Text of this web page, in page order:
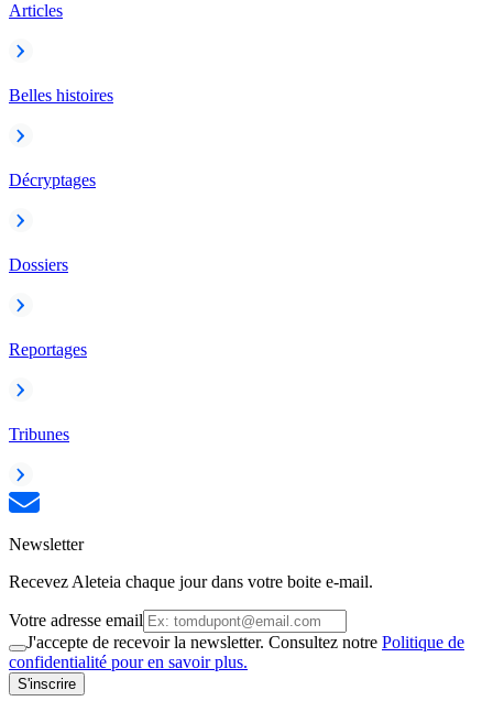
Articles
Belles histoires
Décryptages
Dossiers
Reportages
Tribunes
Newsletter
Recevez Aleteia chaque jour dans votre boite e-mail.
Votre adresse email
J'accepte de recevoir la newsletter. Consultez notre Politique de
confidentialité pour en savoir plus.
S'inscrire